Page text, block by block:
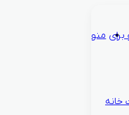
منو
خانه